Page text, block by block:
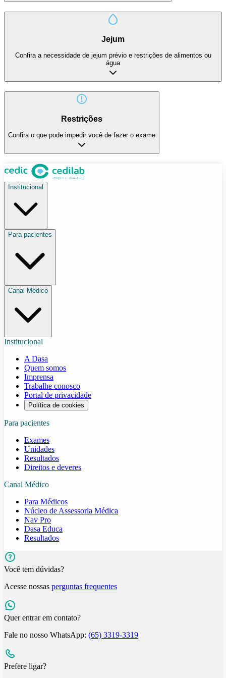
Jejum
Confira a necessidade de jejum prévio e restrições de alimentos ou
água
Restrições
Confira o que pode impedir você de fazer o exame
Institucional
Para pacientes
Canal Médico
Institucional
A Dasa
Quem somos
Imprensa
Trabalhe conosco
Portal de privacidade
Política de cookies
Para pacientes
Exames
Unidades
Resultados
Direitos e deveres
Canal Médico
Para Médicos
Núcleo de Assessoria Médica
Nav Pro
Dasa Educa
Resultados
Você tem dúvidas?
Acesse nossas perguntas frequentes
Quer entrar em contato?
Fale no nosso WhatsApp: (65) 3319-3319
Prefere ligar?